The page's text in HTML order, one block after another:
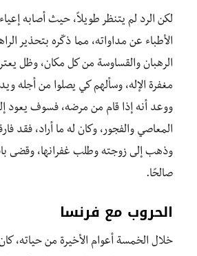
لكن الرد لم يتنظر طويلاً، حيث أصابه
الأطباء عن مداواته، مما ذكّره بتحذير
الرهبان والقساوسة من كل مكان، وظل
مغفرة الإله، وسألهم كي يصلوا من أجله
ووعد أنه إذا قام من مرضه، فسوف يعود
المعاصي والفجور، وكان له ما أراد، فقد
وذهب إلى زوجته وطلب غفرانها، وقضى
صالحًا.
الحروب مع فرنسا
خلال الخمسة أعوام الأخيرة من حياته،